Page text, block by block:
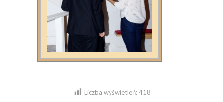
Liczba wyświetleń: 418